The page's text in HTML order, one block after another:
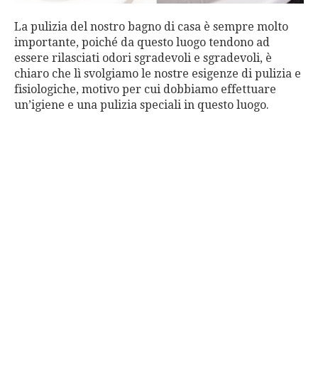
La pulizia del nostro bagno di casa è sempre molto
importante, poiché da questo luogo tendono ad
essere rilasciati odori sgradevoli e sgradevoli, è
chiaro che lì svolgiamo le nostre esigenze di pulizia e
fisiologiche, motivo per cui dobbiamo effettuare
un’igiene e una pulizia speciali in questo luogo.